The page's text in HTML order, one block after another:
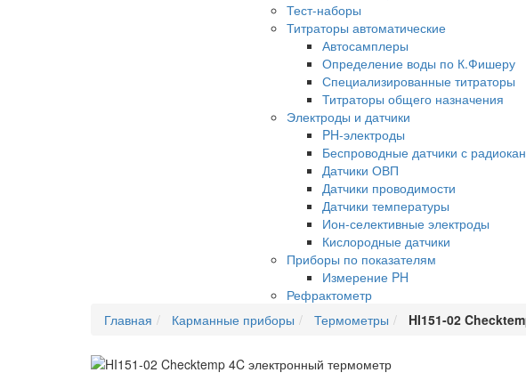
Тест-наборы
Титраторы автоматические
Автосамплеры
Определение воды по К.Фишеру
Специализированные титраторы
Титраторы общего назначения
Электроды и датчики
PH-электроды
Беспроводные датчики с
Датчики ОВП
Датчики проводимости
Датчики температуры
Ион-селективные электроды
Кислородные датчики
Приборы по показателям
Измерение PH
Рефрактометр
Главная
Карманные приборы Термометры HI151-02